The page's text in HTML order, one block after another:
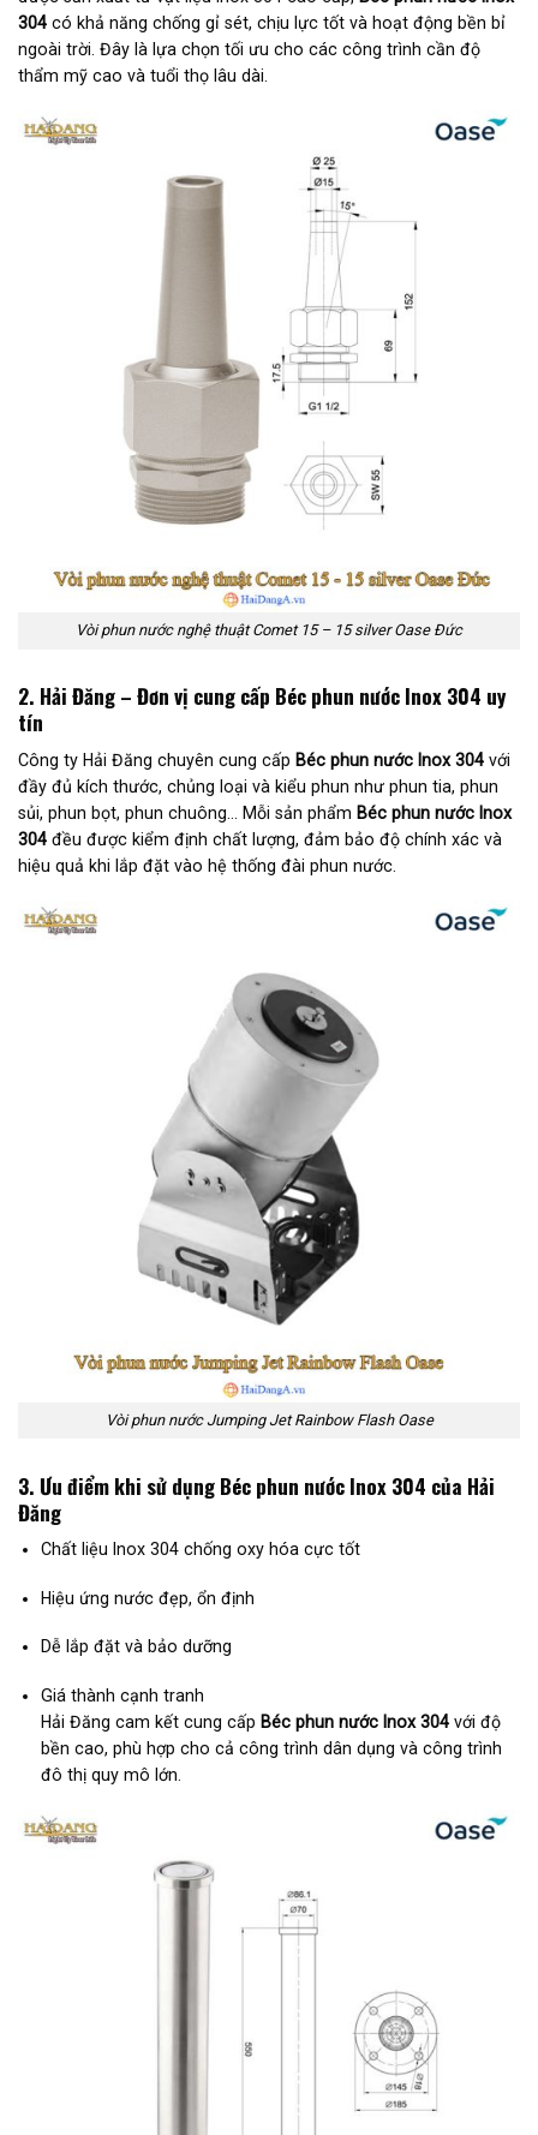
304 có khả năng chống gỉ sét, chịu lực tốt và hoạt động bền bỉ
ngoài trời. Đây là lựa chọn tối ưu cho các công trình cần độ
thẩm mỹ cao và tuổi thọ lâu dài.
Vòi phun nước nghệ thuật Comet 15 – 15 silver Oase Đức
2. Hải Đăng – Đơn vị cung cấp Béc phun nước Inox 304 uy
tín
Công ty Hải Đăng chuyên cung cấp Béc phun nước Inox 304 với
đầy đủ kích thước, chủng loại và kiểu phun như phun tia, phun
sủi, phun bọt, phun chuông… Mỗi sản phẩm Béc phun nước Inox
304 đều được kiểm định chất lượng, đảm bảo độ chính xác và
hiệu quả khi lắp đặt vào hệ thống đài phun nước.
Vòi phun nước Jumping Jet Rainbow Flash Oase
3. Ưu điểm khi sử dụng Béc phun nước Inox 304 của Hải
Đăng
Chất liệu Inox 304 chống oxy hóa cực tốt
Hiệu ứng nước đẹp, ổn định
Dễ lắp đặt và bảo dưỡng
Giá thành cạnh tranh
Hải Đăng cam kết cung cấp Béc phun nước Inox 304với độ
bền cao, phù hợp cho cả công trình dân dụng và công trình
đô thị quy mô lớn.